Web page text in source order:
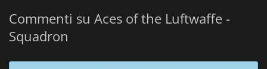
Commenti su Aces of the Luftwaffe -
Squadron